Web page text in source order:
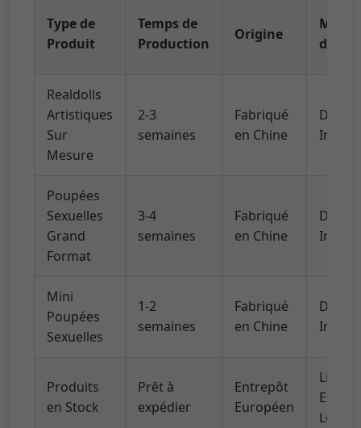
Type de
Produit
Temps de
Production
Origine
Realdolls
Artistiques
Sur
Mesure
2-3
semaines
Fabriqué
en Chine
DHL/
Poupées
Sexuelles
Grand
Format
3-4
semaines
Fabriqué
en Chine
DHL/
Mini
Poupées
Sexuelles
1-2
semaines
Fabriqué
en Chine
DHL/
Produits
en Stock
Prêt à
expédier
Entrepôt
Européen
Locale